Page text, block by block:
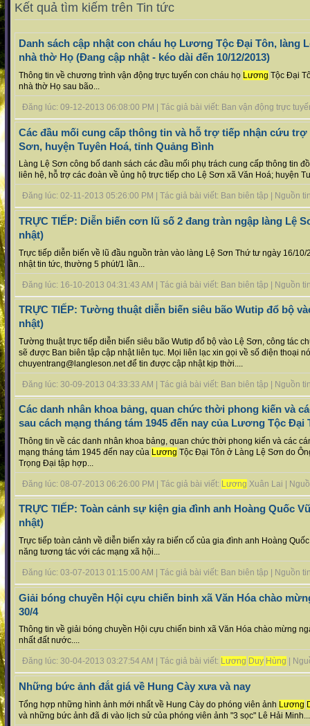
Kết quả tìm kiếm trên Tin tức
Danh sách cập nhật con cháu họ Lương Tộc Đại Tôn, làng
nhà thờ Họ (Đang cập nhật - kéo dài đến 10/12/2013)
Thông tin về chương trình vận động trực tuyến con cháu họ Lương Tộc Đại
nhà thờ Họ sau bão...
Đăng lúc: 09-12-2013 06:08:00 PM | Tác giả bài viết: Ban vận động trực
Các đầu mối cung cấp thông tin và hỗ trợ tiếp nhận cứu trợ
Sơn, huyện Tuyên Hoá, tỉnh Quảng Bình
Làng Lệ Sơn công bố danh sách các đầu mối phụ trách cung cấp thông tin
liên hệ, hỗ trợ các đoàn về ủng hộ trực tiếp cho Lệ Sơn xã Văn Hoá; huyện
Đăng lúc: 02-11-2013 05:26:00 PM | Tác giả bài viết: Ban biên tập | Nguồn
TRỰC TIẾP: Diễn biến cơn lũ số 2 đang tràn ngập làng Lệ
nhật)
Trực tiếp diễn biến về lũ đầu nguồn tràn vào làng Lệ Sơn Thứ tư ngày 16/
nhật tin tức, thường 5 phút/1 lần...
Đăng lúc: 16-10-2013 04:31:43 AM | Tác giả bài viết: Ban biên tập | Nguồn
TRỰC TIẾP: Tường thuật diễn biến siêu bão Wutip đổ bộ
nhật)
Tường thuật trực tiếp diễn biến siêu bão Wutip đổ bộ vào Lệ Sơn, công tác
sẽ được Ban biên tập cập nhật liên tục. Mọi liên lạc xin gọi về số điện thoại
chuyentrang@langleson.net để tin được cập nhật kịp thời....
Đăng lúc: 30-09-2013 04:33:33 AM | Tác giả bài viết: Ban biên tập | Nguồn
Các danh nhân khoa bảng, quan chức thời phong kiến và
sau cách mạng tháng tám 1945 đến nay của Lương Tộc Đại
Thông tin về các danh nhân khoa bảng, quan chức thời phong kiến và các
mạng tháng tám 1945 đến nay của Lương Tộc Đại Tôn ở Làng Lệ Sơn do
Trọng Đại tập hợp...
Đăng lúc: 08-07-2013 06:26:00 PM | Tác giả bài viết: Lương Xuân Lai |
TRỰC TIẾP: Toàn cảnh sự kiện gia đình anh Hoàng Quốc
nhật)
Trực tiếp toàn cảnh về diễn biến xảy ra biến cố của gia đình anh Hoàng
năng tương tác với các mạng xã hội...
Đăng lúc: 03-07-2013 01:15:00 AM | Tác giả bài viết: Ban biên tập | Nguồn
Giải bóng chuyền Hội cựu chiến binh xã Văn Hóa chào
30/4
Thông tin về giải bóng chuyền Hội cựu chiến binh xã Văn Hóa chào mừng
nhất đất nước....
Đăng lúc: 30-04-2013 03:27:54 AM | Tác giả bài viết: Lương Duy Hùng |
Những bức ảnh đắt giá về Hung Cày xưa và nay
Tổng hợp những hình ảnh mới nhất về Hung Cày do phóng viên ảnh Lương
và những bức ảnh đã đi vào lịch sử của phóng viên ảnh "3 sọc" Lê Hải Minh...